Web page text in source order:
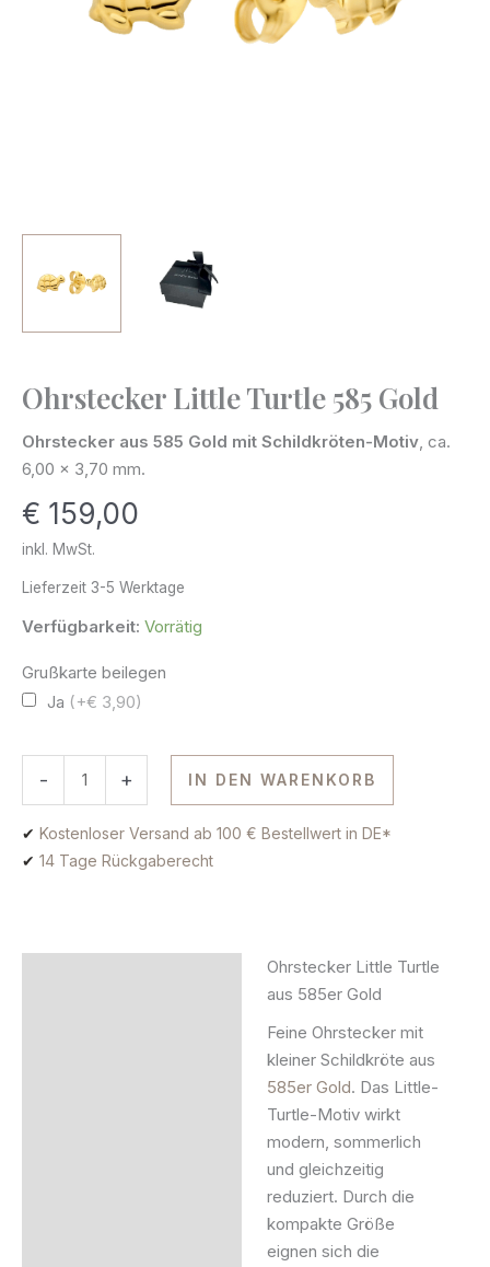
Ohrstecker Little Turtle 585 Gold
Ohrstecker aus 585 Gold mit Schildkröten-Motiv, ca.
6,00 x 3,70 mm.
€ 159,00
inkl. MwSt.
Lieferzeit 3-5 Werktage
Verfügbarkeit: Vorrätig
Grußkarte beilegen
Ja (+€ 3,90)
-
Ohrstecker
585
Gold
Menge
+ IN DEN WARENKORB
✔ Kostenloser Versand ab 100 € Bestellwert in DE*
✔ 14 Tage Rückgaberecht
Ohrstecker Little Turtle
aus 585er Gold
Feine Ohrstecker mit
kleiner Schildkröte aus
585er Gold. Das Little-
Turtle-Motiv wirkt
modern, sommerlich
und gleichzeitig
reduziert. Durch die
kompakte Größe
eignen sich die